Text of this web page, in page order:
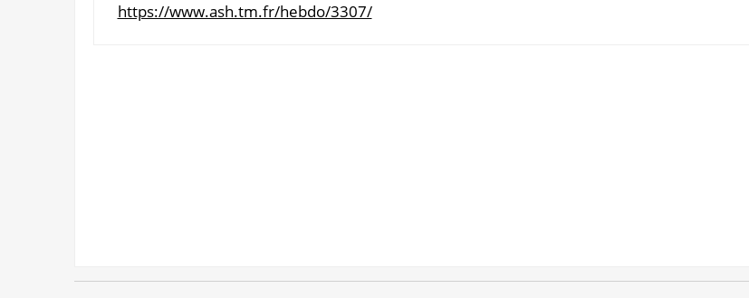
https://www.ash.tm.fr/hebdo/3307/